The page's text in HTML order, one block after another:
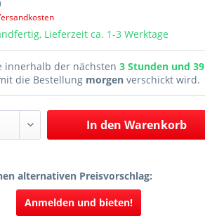
Lieferzeit ca. 1-3 Werktage
innerhalb der nächsten3 Stunden und 39
die Bestellung morgen verschickt wird.
In den Warenkorb
alternativen Preisvorschlag:
Anmelden und bieten!